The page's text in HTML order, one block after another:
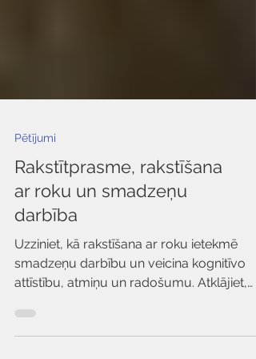
Pētījumi
Rakstītprasme, rakstīšana
ar roku un smadzeņu
darbība
Uzziniet, kā rakstīšana ar roku ietekmē
smadzeņu darbību un veicina kognitīvo